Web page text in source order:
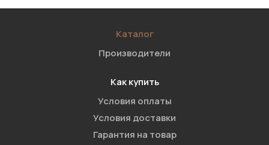
Каталог
Производители
Как купить
Условия оплаты
Условия доставки
Гарантия на товар